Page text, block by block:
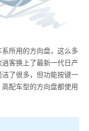
所用的方向盘，这么多
客换上了最新一代日产
了很多，但功能按键一
配车型的方向盘都使用